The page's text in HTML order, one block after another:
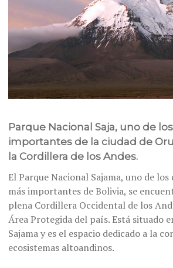
Parque Nacional Saja, uno de
importantes de la ciudad de
la Cordillera de los Andes.
El Parque Nacional Sajama, uno de
más importantes de Bolivia, se
plena Cordillera Occidental de los
Área Protegida del país. Está situado
Sajama y es el espacio dedicado a la
ecosistemas altoandinos.